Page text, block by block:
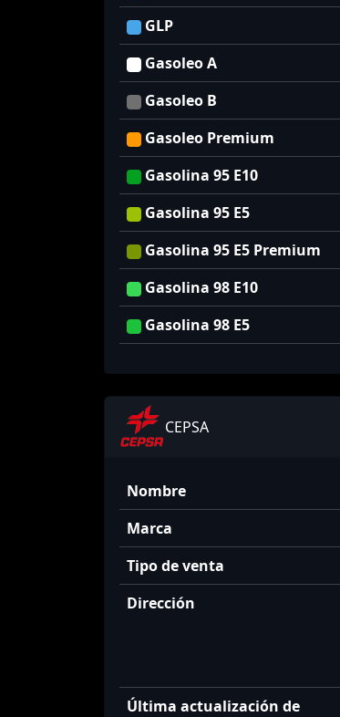
GLP
Gasoleo A
Gasoleo B
Gasoleo Premium
Gasolina 95 E10
Gasolina 95 E5
Gasolina 95 E5 Premium
Gasolina 98 E10
Gasolina 98 E5
CEPSA
Nombre
Marca
Tipo de venta
Dirección
Última actualización de